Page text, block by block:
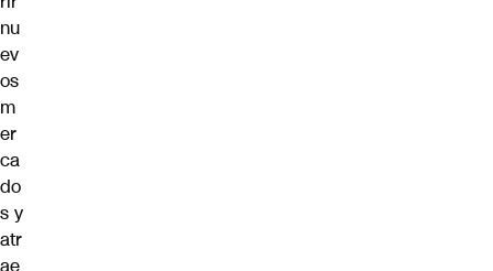
nu
ev
os
m
er
ca
do
s y
atr